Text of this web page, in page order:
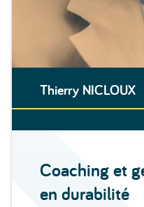
Thierry NICLOUX
Coaching et
en durabilité